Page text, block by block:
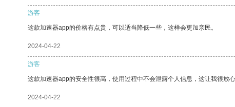
游客
这款加速器app的价格有点贵，可以适当降低一些，这样会更加亲民。
2024-04-22
游客
这款加速器app的安全性很高，使用过程中不会泄露个人信息，这让我很放
2024-04-22